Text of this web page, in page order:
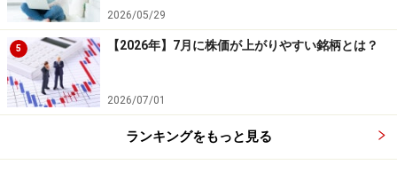
3151＞」「トモニホールディングス＜8600＞」などが挙
げられます。
これらの銘柄は、下がりやすい傾向がある9月相場で
も、例年成績が好調です。このような銘柄に注目する
と、安全性が高いと期待できるでしょう。株価が全体的
に下がりやすい9月相場で不用意にリスクを被って損失
2026/05/29
5 【2026年】7月に株価が上がりやすい銘柄とは？
2026/07/01
ランキングをもっと見る